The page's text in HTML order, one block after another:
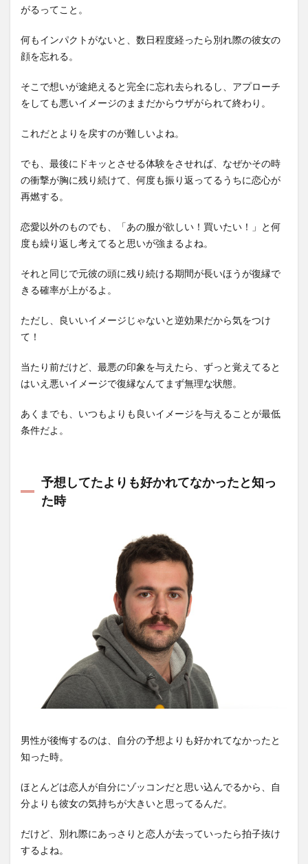
がるってこと。
何もインパクトがないと、数日程度経ったら別れ際の彼女の
顔を忘れる。
そこで想いが途絶えると完全に忘れ去られるし、アプローチ
をしても悪いイメージのままだからウザがられて終わり。
これだとよりを戻すのが難しいよね。
でも、最後にドキッとさせる体験をさせれば、なぜかその時
の衝撃が胸に残り続けて、何度も振り返ってるうちに恋心が
再燃する。
恋愛以外のものでも、「あの服が欲しい！買いたい！」と何
度も繰り返し考えてると思いが強まるよね。
それと同じで元彼の頭に残り続ける期間が長いほうが復縁で
きる確率が上がるよ。
ただし、良いいイメージじゃないと逆効果だから気をつけ
て！
当たり前だけど、最悪の印象を与えたら、ずっと覚えてると
はいえ悪いイメージで復縁なんてまず無理な状態。
あくまでも、いつもよりも良いイメージを与えることが最低
条件だよ。
予想してたよりも好かれてなかったと知っ
た時
男性が後悔するのは、自分の予想よりも好かれてなかったと
知った時。
ほとんどは恋人が自分にゾッコンだと思い込んでるから、自
分よりも彼女の気持ちが大きいと思ってるんだ。
だけど、別れ際にあっさりと恋人が去っていったら拍子抜け
するよね。